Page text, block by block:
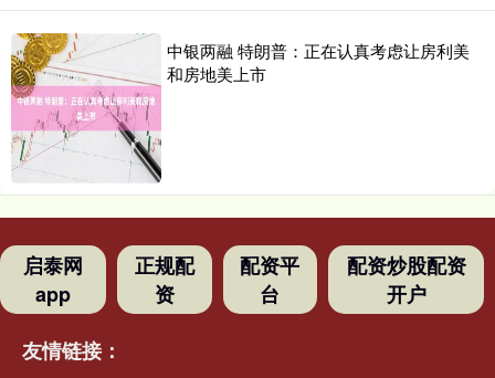
中银两融 特朗普：正在认真考虑让房利美
和房地美上市
启泰网
app
正规配
资
配资平
台
配资炒股配资
开户
友情链接：